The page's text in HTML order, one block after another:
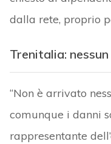
dalla rete, proprio
Trenitalia:
“Non è arrivato
comunque i danni
rappresentante